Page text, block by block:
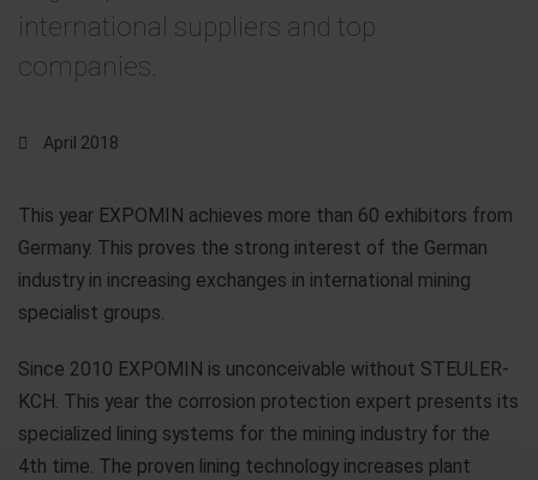
international suppliers and top
companies.
April 2018
This year EXPOMIN achieves more than 60 exhibitors from
Germany. This proves the strong interest of the German
industry in increasing exchanges in international mining
specialist groups.
Since 2010 EXPOMIN is unconceivable without STEULER-
KCH. This year the corrosion protection expert presents its
specialized lining systems for the mining industry for the
4th time. The proven lining technology increases plant